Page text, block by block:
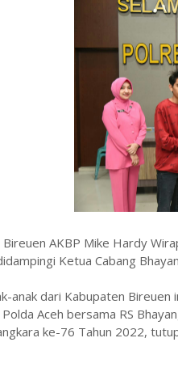
AKBP Mike Hardy
Ketua Cabang
anak dari Kabupaten
Aceh bersama RS
ke-76 Tahun 2022,